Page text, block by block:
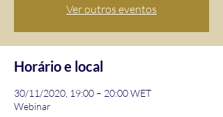
Ver outros eventos
Horário e local
30/11/2020, 19:00 – 20:00 WET
Webinar